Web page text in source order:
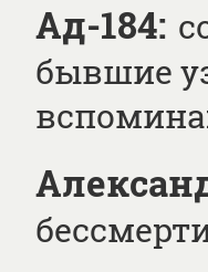
Ад-184:
бывшие